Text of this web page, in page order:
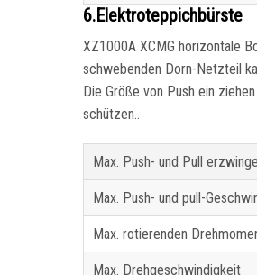
6.Elektroteppichbürste
XZ1000A XCMG horizontale
schwebenden Dorn-Netzteil
Die Größe von Push ein
schützen..
Max. Push- und Pull
Max. Push- und pull-
Max. rotierenden
Max. Drehgeschwindigkeit